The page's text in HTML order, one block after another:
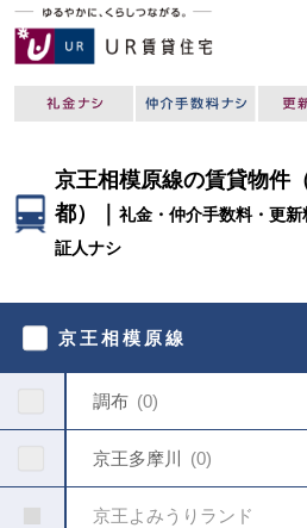
京王相模原線の賃貸物件
都）｜礼金・仲介手数料・更新
証人ナシ
く
京王相模原線
調布 0
京王多摩川 0
京王よみうりランド